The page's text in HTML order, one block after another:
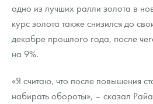
Ювелирные изделия
Русская нумизматика
Положение по обработке и защите
одно из лучших ралли золота в
курс золота также снизился до
декабре прошлого года, после
на 9%.
«Я считаю, что после повышения
набирать обороты», – сказал